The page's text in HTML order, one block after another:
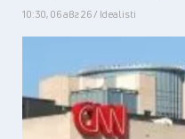
10:30, 06 авг 26 / Idealisti